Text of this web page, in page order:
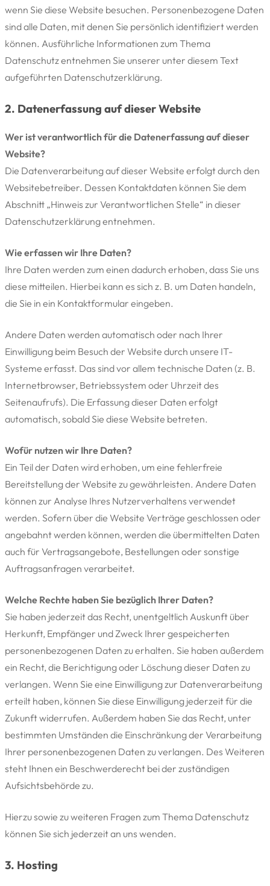
wenn Sie diese Website besuchen. Personenbezogene Daten
sind alle Daten, mit denen Sie persönlich identifiziert werden
können. Ausführliche Informationen zum Thema
Datenschutz entnehmen Sie unserer unter diesem Text
aufgeführten Datenschutzerklärung.
2. Datenerfassung auf dieser Website
Wer ist verantwortlich für die Datenerfassung auf dieser
Website?
Die Datenverarbeitung auf dieser Website erfolgt durch den
Websitebetreiber. Dessen Kontaktdaten können Sie dem
Abschnitt „Hinweis zur Verantwortlichen Stelle“ in dieser
Datenschutzerklärung entnehmen.
Wie erfassen wir Ihre Daten?
Ihre Daten werden zum einen dadurch erhoben, dass Sie uns
diese mitteilen. Hierbei kann es sich z. B. um Daten handeln,
die Sie in ein Kontaktformular eingeben.
Andere Daten werden automatisch oder nach Ihrer
Einwilligung beim Besuch der Website durch unsere IT-
Systeme erfasst. Das sind vor allem technische Daten (z. B.
Internetbrowser, Betriebssystem oder Uhrzeit des
Seitenaufrufs). Die Erfassung dieser Daten erfolgt
automatisch, sobald Sie diese Website betreten.
Wofür nutzen wir Ihre Daten?
Ein Teil der Daten wird erhoben, um eine fehlerfreie
Bereitstellung der Website zu gewährleisten. Andere Daten
können zur Analyse Ihres Nutzerverhaltens verwendet
werden. Sofern über die Website Verträge geschlossen oder
angebahnt werden können, werden die übermittelten Daten
auch für Vertragsangebote, Bestellungen oder sonstige
Auftragsanfragen verarbeitet.
Welche Rechte haben Sie bezüglich Ihrer Daten?
Sie haben jederzeit das Recht, unentgeltlich Auskunft über
Herkunft, Empfänger und Zweck Ihrer gespeicherten
personenbezogenen Daten zu erhalten. Sie haben außerdem
ein Recht, die Berichtigung oder Löschung dieser Daten zu
verlangen. Wenn Sie eine Einwilligung zur Datenverarbeitung
erteilt haben, können Sie diese Einwilligung jederzeit für die
Zukunft widerrufen. Außerdem haben Sie das Recht, unter
bestimmten Umständen die Einschränkung der Verarbeitung
Ihrer personenbezogenen Daten zu verlangen. Des Weiteren
steht Ihnen ein Beschwerderecht bei der zuständigen
Aufsichtsbehörde zu.
Hierzu sowie zu weiteren Fragen zum Thema Datenschutz
können Sie sich jederzeit an uns wenden.
3. Hosting